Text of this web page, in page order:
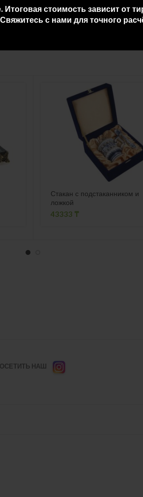
стоимость зависит от
с нами для точного
Стакан с подстаканником и
ложкой
43333 ₸
НАШ